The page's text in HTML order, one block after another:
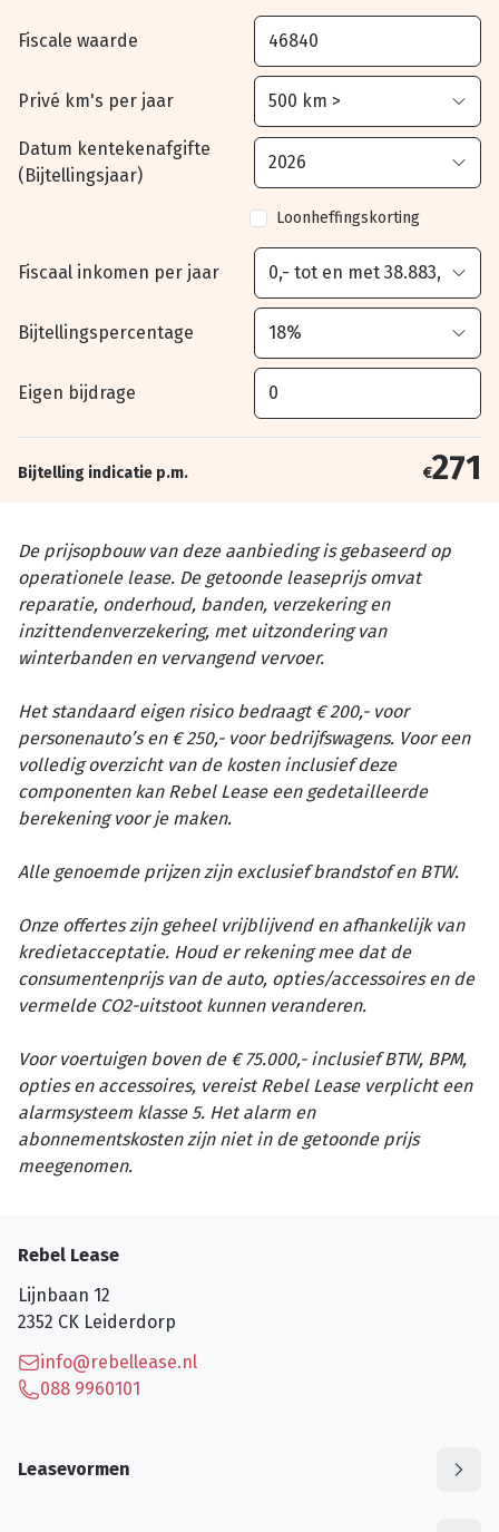
Fiscale waarde
Privé km's per jaar
Datum kentekenafgifte
(Bijtellingsjaar)
Loonheffingskorting
Fiscaal inkomen per jaar
Bijtellingspercentage
Eigen bijdrage
Bijtelling indicatie p.m. €271
De prijsopbouw van deze aanbieding is gebaseerd op
operationele lease. De getoonde leaseprijs omvat
reparatie, onderhoud, banden, verzekering en
inzittendenverzekering, met uitzondering van
winterbanden en vervangend vervoer.
Het standaard eigen risico bedraagt € 200,- voor
personenauto’s en € 250,- voor bedrijfswagens. Voor een
volledig overzicht van de kosten inclusief deze
componenten kan Rebel Lease een gedetailleerde
berekening voor je maken.
Alle genoemde prijzen zijn exclusief brandstof en BTW.
Onze offertes zijn geheel vrijblijvend en afhankelijk van
kredietacceptatie. Houd er rekening mee dat de
consumentenprijs van de auto, opties/accessoires en de
vermelde CO2-uitstoot kunnen veranderen.
Voor voertuigen boven de € 75.000,- inclusief BTW, BPM,
opties en accessoires, vereist Rebel Lease verplicht een
alarmsysteem klasse 5. Het alarm en
abonnementskosten zijn niet in de getoonde prijs
meegenomen.
Rebel Lease
Lijnbaan 12
2352 CK Leiderdorp
info@rebellease.nl
088 9960101
Leasevormen